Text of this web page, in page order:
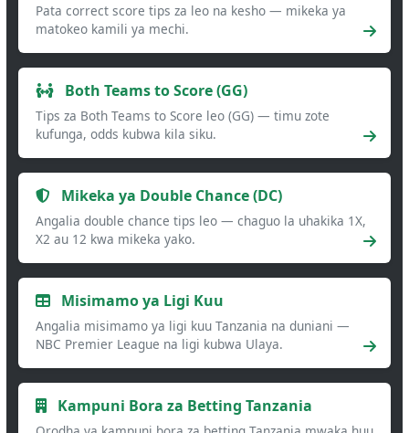
Pata correct score tips za leo na kesho — mikeka ya
matokeo kamili ya mechi.
Both Teams to Score (GG)
Tips za Both Teams to Score leo (GG) — timu zote
kufunga, odds kubwa kila siku.
Mikeka ya Double Chance (DC)
Angalia double chance tips leo — chaguo la uhakika 1X,
X2 au 12 kwa mikeka yako.
Misimamo ya Ligi Kuu
Angalia misimamo ya ligi kuu Tanzania na duniani —
NBC Premier League na ligi kubwa Ulaya.
Kampuni Bora za Betting Tanzania